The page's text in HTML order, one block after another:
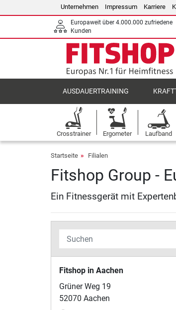
Unternehmen Impressum Karriere
Europaweit über 4.000.000 zufriedene
Kunden
AUSDAUERTRAINING
Crosstrainer Ergometer Laufband
Startseite Filialen
Fitshop Group -
Ein Fitnessgerät mit
Fitshop in Aachen
Grüner Weg 19
52070 Aachen